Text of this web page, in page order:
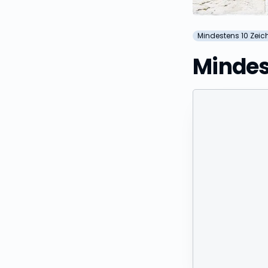
Mindestens 10